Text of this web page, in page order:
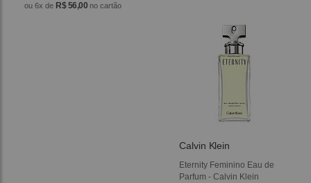
ou 6x de R$ 56,00 no cartão
Calvin Klein
Eternity Feminino Eau de
Parfum - Calvin Klein